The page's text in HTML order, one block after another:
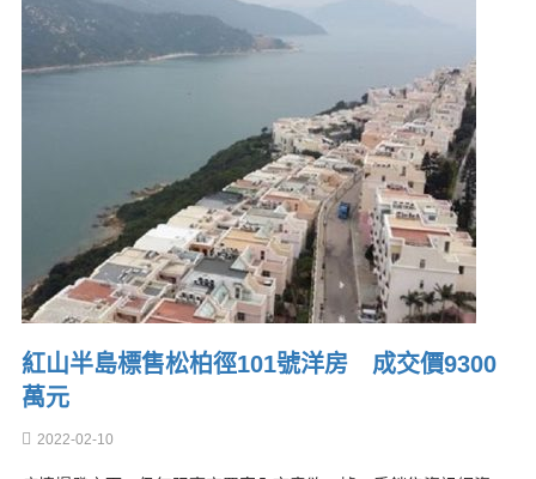
紅山半島標售松柏徑101號洋房 成交價9300
萬元
2022-02-10